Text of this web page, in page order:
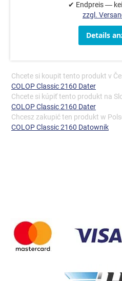
✔ Endpreis —
zzgl.
Details
Chcete si koupit tento produkt v
COLOP Classic 2160 Dater
Chcete si kúpiť tento produkt na
COLOP Classic 2160 Dater
Chcesz zakupić ten produkt w
COLOP Classic 2160 Datownik